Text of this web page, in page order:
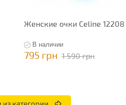
Женские очки Celine 12208
В наличии
795 грн 1 590 грн